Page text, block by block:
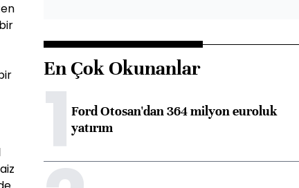
En Çok Okunanlar
1Ford Otosan'dan 364 milyon euroluk
yatırım